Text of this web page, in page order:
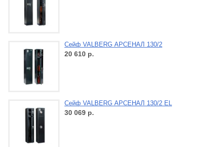
Сейф VALBERG АРСЕНАЛ 130/2
20 610 р.
Сейф VALBERG АРСЕНАЛ 130/2 EL
30 069 р.